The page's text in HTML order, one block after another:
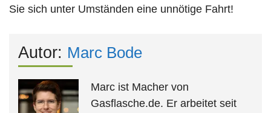
Sie sich unter Umständen eine unnötige Fahrt!
Autor: Marc Bode
Marc ist Macher von
Gasflasche.de. Er arbeitet seit